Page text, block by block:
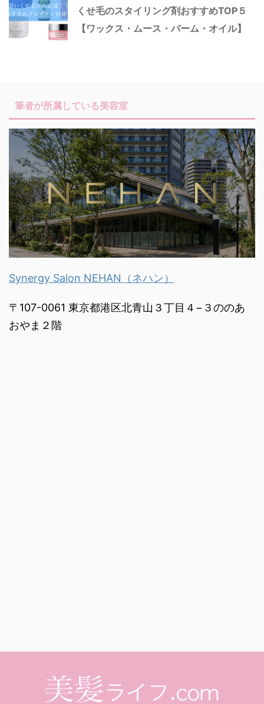
くせ毛のスタイリング剤おすすめTOP５
【ワックス・ムース・バーム・オイル】
筆者が所属している美容室
Synergy Salon NEHAN（ネハン）
〒107-0061 東京都港区北青山３丁目４−３ののあ
おやま２階